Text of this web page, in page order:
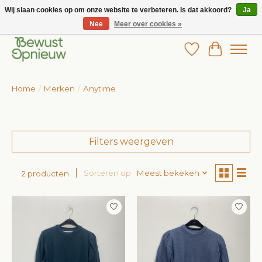
Wij bieden het grootste aanbod in betaalbare kinderkleding!
Verlanglijst
Home / Merken / Anytime
Filters weergeven
2 producten Sorteren op Meest bekeken
Wij slaan cookies op om onze website te verbeteren. Is dat akkoord?
Ja
Nee
Meer over cookies »